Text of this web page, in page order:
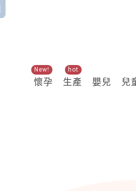
懷孕
New!
生產
hot
嬰兒 兒